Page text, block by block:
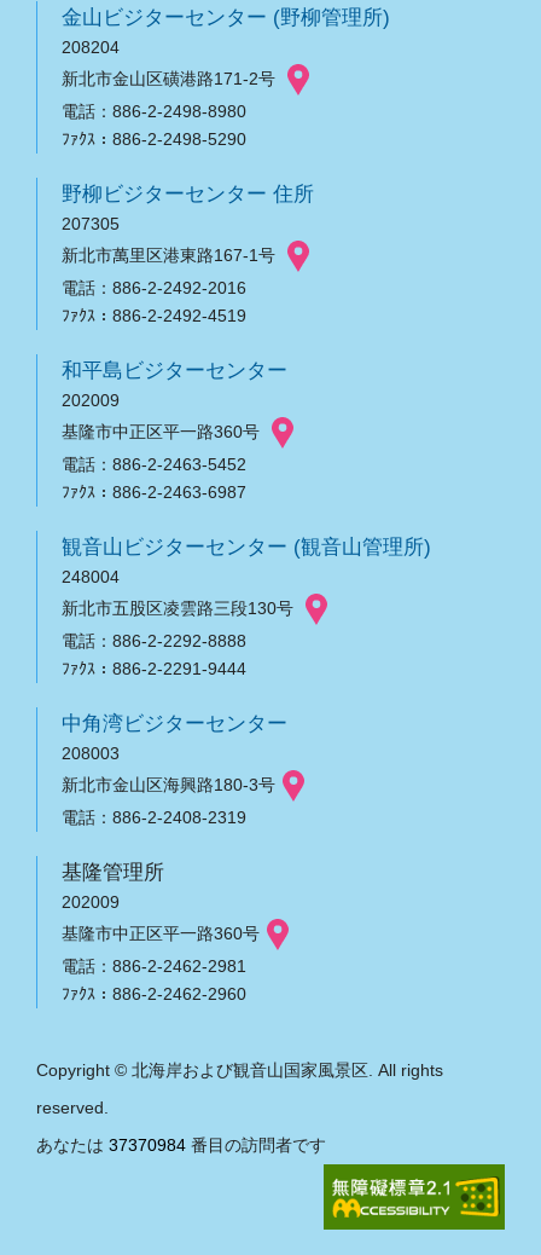
金山ビジターセンター (野柳管理所)
208204
新北市金山区磺港路171-2号
電話：886-2-2498-8980
ﾌｧｸｽ：886-2-2498-5290
野柳ビジターセンター 住所
207305
新北市萬里区港東路167-1号
電話：886-2-2492-2016
ﾌｧｸｽ：886-2-2492-4519
和平島ビジターセンター
202009
基隆市中正区平一路360号
電話：886-2-2463-5452
ﾌｧｸｽ：886-2-2463-6987
観音山ビジターセンター (観音山管理所)
248004
新北市五股区凌雲路三段130号
電話：886-2-2292-8888
ﾌｧｸｽ：886-2-2291-9444
中角湾ビジターセンター
208003
新北市金山区海興路180-3号
電話：886-2-2408-2319
基隆管理所
202009
基隆市中正区平一路360号
電話：886-2-2462-2981
ﾌｧｸｽ：886-2-2462-2960
Copyright © 北海岸および観音山国家風景区. All rights
reserved.
あなたは 37370984 番目の訪問者です